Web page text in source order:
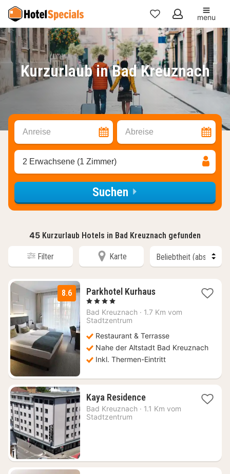
Meine
Favoriten
menu
Kurzurlaub in Bad Kreuznach
Anreise Abreise
2 Erwachsene (1 Zimmer)
Suchen
45 Kurzurlaub Hotels in Bad Kreuznach gefunden
Filter Karte
8.6 Parkhotel Kurhaus1
ab
, 4 Sterne
Bad Kreuznach · 1.7 Km vom
Stadtzentrum
Restaurant & Terrasse
Nahe der Altstadt Bad Kreuznach
Inkl. Thermen-Eintritt
Kaya Residence1
Nacht
Bad Kreuznach · 1.1 Km vom
Stadtzentrum